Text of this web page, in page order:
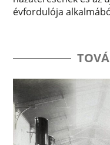
évfordulója